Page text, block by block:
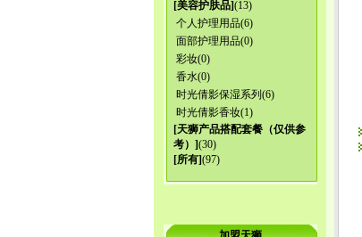
[美容护肤品](13)
个人护理用品(6)
面部护理用品(0)
彩妆(0)
香水(0)
时光倩影保湿系列 (6)
时光倩影香妆(1)
[天狮产品搭配套餐（仅供参
考） ](30)
[所有](97)